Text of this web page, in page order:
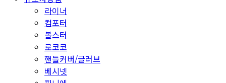
라이너
컴포터
볼스터
로코코
핸들커버/글러브
베시넷